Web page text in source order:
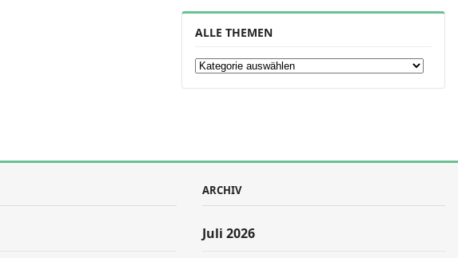
ALLE THEMEN
Alle Themen
ARCHIV
Juli 2026